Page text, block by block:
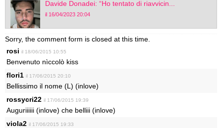
Davide Donadei: “Ho tentato di riavvicin...
il 16/04/2023 20:04
Sorry, the comment form is closed at this time.
rosi il 18/06/2015 10:55
Benvenuto nìccolò kiss
flori1 il 17/06/2015 20:10
Bellissimo il nome (L) (inlove)
rossycri22 il 17/06/2015 19:39
Auguriiiiii (inlove) che belliii (inlove)
viola2 il 17/06/2015 19:33